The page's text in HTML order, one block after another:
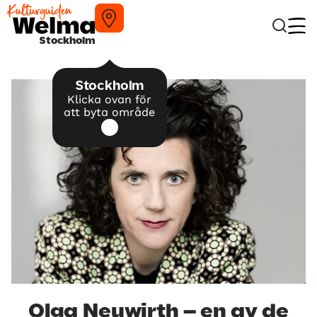
Stockholm
Stockholm
Klicka ovan för
att byta område
Olga Neuwirth – en av de